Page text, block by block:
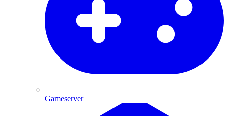
Gameserver